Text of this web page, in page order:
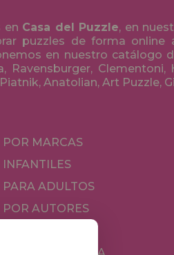
en Casa del Puzzle, en
puzzles de forma online
en nuestro catálogo
Ravensburger,
Anatolian, Art Puzzle,
POR MARCAS
INFANTILES
PARA ADULTOS
POR AUTORES
JUEGOS DE MESA